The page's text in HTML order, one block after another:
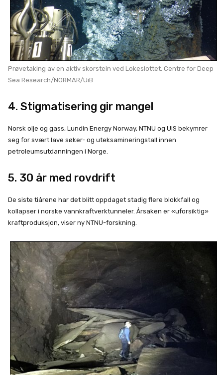
Prøvetaking av en aktiv skorstein ved Lokeslottet. Centre for Deep
Sea Research/NORMAR/UiB
4. Stigmatisering gir mangel
Norsk olje og gass, Lundin Energy Norway, NTNU og UiS bekymrer
seg for svært lave søker- og uteksamineringstall innen
petroleumsutdanningen i Norge.
5. 30 år med rovdrift
De siste tiårene har det blitt oppdaget stadig flere blokkfall og
kollapser i norske vannkraftverktunneler. Årsaken er «uforsiktig»
kraftproduksjon, viser ny NTNU-forskning.